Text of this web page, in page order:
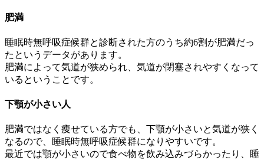
肥満
睡眠時無呼吸症候群と診断された方のうち約6割が肥満だっ
たというデータがあります。
肥満によって気道が狭められ、気道が閉塞されやすくなって
いるということです。
下顎が小さい人
肥満ではなく痩せている方でも、下顎が小さいと気道が狭く
なるので、睡眠時無呼吸症候群になりやすいです。
最近では顎が小さいので食べ物を飲み込みづらかったり、睡